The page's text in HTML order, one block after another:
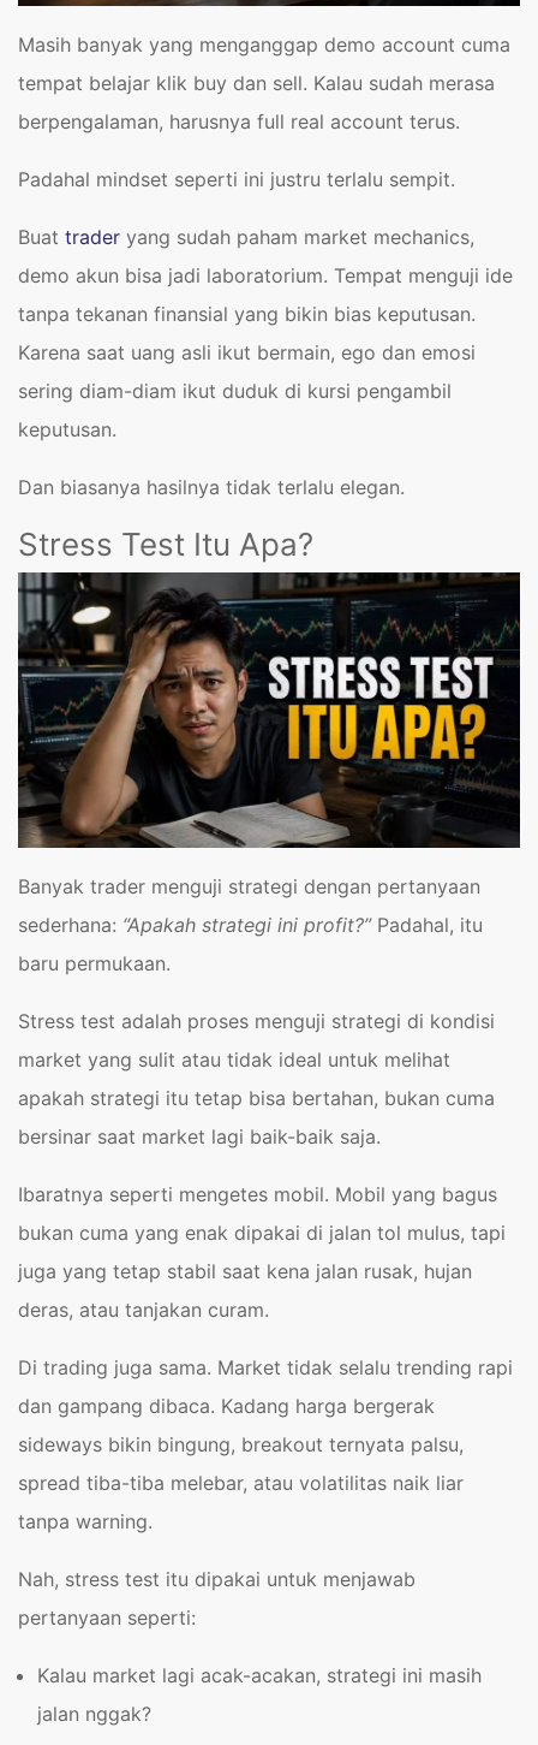
Masih banyak yang menganggap demo account cuma
tempat belajar klik buy dan sell. Kalau sudah merasa
berpengalaman, harusnya full real account terus.
Padahal mindset seperti ini justru terlalu sempit.
Buat trader yang sudah paham market mechanics,
demo akun bisa jadi laboratorium. Tempat menguji ide
tanpa tekanan finansial yang bikin bias keputusan.
Karena saat uang asli ikut bermain, ego dan emosi
sering diam-diam ikut duduk di kursi pengambil
keputusan.
Dan biasanya hasilnya tidak terlalu elegan.
Stress Test Itu Apa?
Banyak trader menguji strategi dengan pertanyaan
sederhana: “Apakah strategi ini profit?” Padahal, itu
baru permukaan.
Stress test adalah proses menguji strategi di kondisi
market yang sulit atau tidak ideal untuk melihat
apakah strategi itu tetap bisa bertahan, bukan cuma
bersinar saat market lagi baik-baik saja.
Ibaratnya seperti mengetes mobil. Mobil yang bagus
bukan cuma yang enak dipakai di jalan tol mulus, tapi
juga yang tetap stabil saat kena jalan rusak, hujan
deras, atau tanjakan curam.
Di trading juga sama. Market tidak selalu trending rapi
dan gampang dibaca. Kadang harga bergerak
sideways bikin bingung, breakout ternyata palsu,
spread tiba-tiba melebar, atau volatilitas naik liar
tanpa warning.
Nah, stress test itu dipakai untuk menjawab
pertanyaan seperti:
Kalau market lagi acak-acakan, strategi ini masih
jalan nggak?